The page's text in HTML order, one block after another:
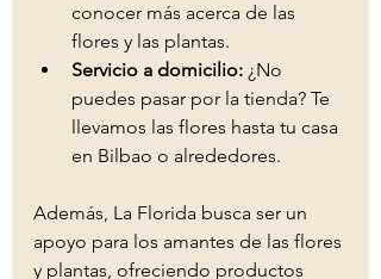
conocer más acerca de las
flores y las plantas.
Servicio a domicilio: ¿No
puedes pasar por la tienda? Te
llevamos las flores hasta tu casa
en Bilbao o alrededores.
Además, La Florida busca ser un
apoyo para los amantes de las flores
y plantas, ofreciendo productos